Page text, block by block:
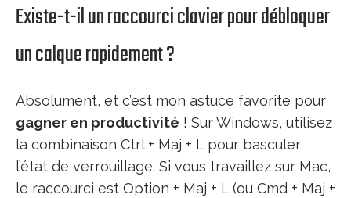
Existe-t-il un raccourci clavier pour débloquer
un calque rapidement ?
Absolument, et c’est mon astuce favorite pour
gagner en productivité ! Sur Windows, utilisez
la combinaison Ctrl + Maj + L pour basculer
l’état de verrouillage. Si vous travaillez sur Mac,
le raccourci est Option + Maj + L (ou Cmd + Maj +